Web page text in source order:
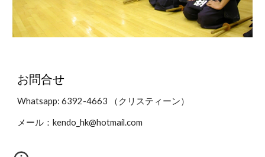
お問合せ
Whatsapp: 6392-4663 （クリスティーン）
メール：kendo_hk@hotmail.com